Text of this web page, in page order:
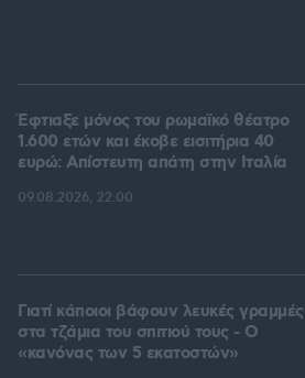
Έφτιαξε μόνος του ρωμαϊκό θέατρο
1.600 ετών και έκοβε εισιτήρια 40
ευρώ: Απίστευτη απάτη στην Ιταλία
09.08.2026, 22:00
Γιατί κάποιοι βάφουν λευκές γραμμές
στα τζάμια του σπιτιού τους - Ο
«κανόνας των 5 εκατοστών»